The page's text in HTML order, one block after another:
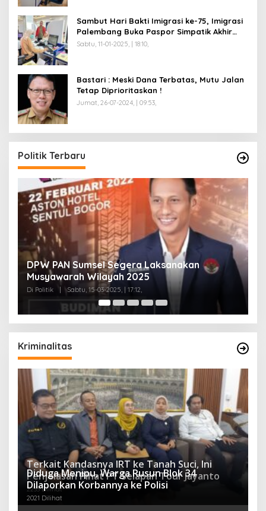
Sambut Hari Bakti Imigrasi ke-75, Imigrasi
Palembang Buka Paspor Simpatik Akhir
Pekan
Sabtu, 11-01-2025, | 18:10,
Bastari : Meski Dana Terbatas, Mutu Jalan
Tetap Diprioritaskan !
Jumat, 26-07-2024, | 09:53,
Politik Terbaru
Anggota Koalisi Ojol Palembang Menggelar
Deklarasi Pilkada Damai 2024
Di Politik Senin, 04-11-2024, | 18:58,
Kriminalitas
Terkait Kandasnya IRT ke Tanah Suci, Ini
Penjelasan Pihat PT Selapan Tour Jayanto
2233 Dilihat
Diduga Menipu, Warga Rusun Blok 34
Dilaporkan Korbannya ke Polisi
2021 Dilihat